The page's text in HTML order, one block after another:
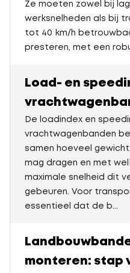
Ze moeten zowel bij
werksnelheden als bij
tot 40 km/h
presteren, met een
Load- en
De loadindex en
vrachtwagenbanden
samen hoeveel
mag dragen en met
maximale snelheid dit
gebeuren. Voor
essentieel dat de b...
monteren: stap